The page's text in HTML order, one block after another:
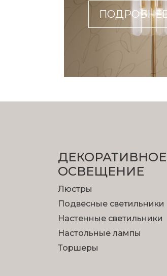
ДЕКОРАТИВНОЕ
ОСВЕЩЕНИЕ
Люстры
Подвесные светильники
Настенные светильники
Настольные лампы
Торшеры